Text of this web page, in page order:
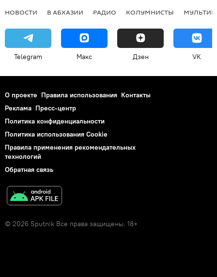
НОВОСТИ В АБХАЗИИ РАДИО КОЛУМНИСТЫ
Telegram Макс Дзен VK
О проекте Правила использования Контакты
Реклама Пресс-центр
Политика конфиденциальности
Политика использования Cookie
Правила применения рекомендательных
технологий
Обратная связь
© 2026 Sputnik Все права защищены. 18+